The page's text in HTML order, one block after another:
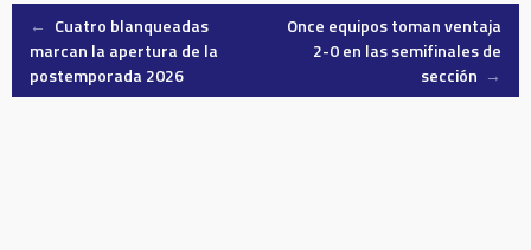
Post
navigation
← Cuatro blanqueadas
marcan la apertura de la
postemporada 2026
Once equipos toman ventaja
2-0 en las semifinales de
sección →